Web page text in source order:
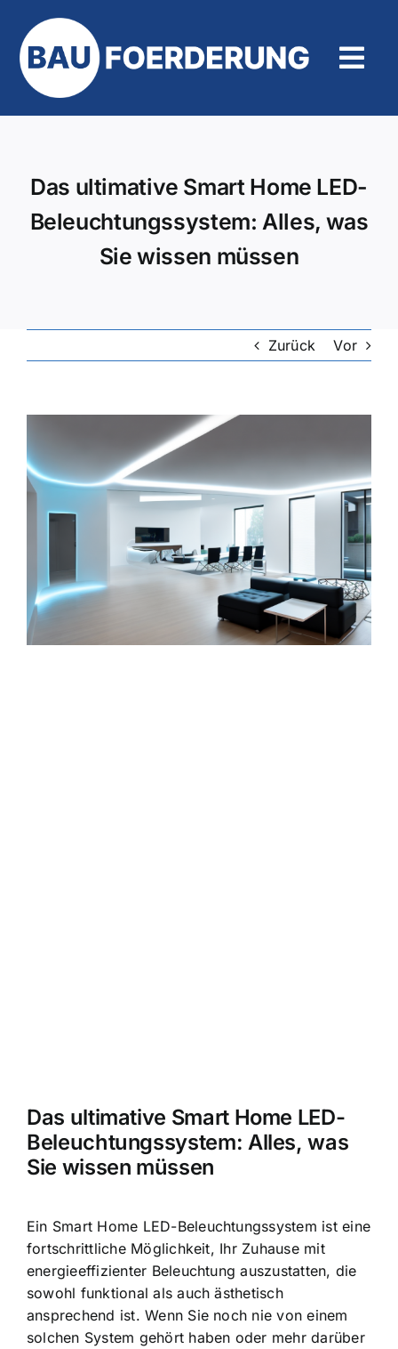
Inhalt
springen
Das ultimative Smart Home LED-
Beleuchtungssystem: Alles, was
Sie wissen müssen
Zurück Vor
grösseres
Bild
Das ultimative Smart Home LED-
Beleuchtungssystem: Alles, was
Sie wissen müssen
Ein Smart Home LED-Beleuchtungssystem ist eine
fortschrittliche Möglichkeit, Ihr Zuhause mit
energieeffizienter Beleuchtung auszustatten, die
sowohl funktional als auch ästhetisch
ansprechend ist. Wenn Sie noch nie von einem
solchen System gehört haben oder mehr darüber